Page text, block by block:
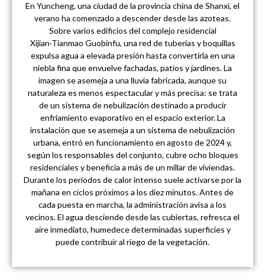
En Yuncheng, una ciudad de la provincia china de Shanxi, el
verano ha comenzado a descender desde las azoteas.
Sobre varios edificios del complejo residencial
Xijian·Tianmao Guobinfu, una red de tuberías y boquillas
expulsa agua a elevada presión hasta convertirla en una
niebla fina que envuelve fachadas, patios y jardines. La
imagen se asemeja a una lluvia fabricada, aunque su
naturaleza es menos espectacular y más precisa: se trata
de un sistema de nebulización destinado a producir
enfriamiento evaporativo en el espacio exterior. La
instalación que se asemeja a un sistema de nebulización
urbana, entró en funcionamiento en agosto de 2024 y,
según los responsables del conjunto, cubre ocho bloques
residenciales y beneficia a más de un millar de viviendas.
Durante los periodos de calor intenso suele activarse por la
mañana en ciclos próximos a los diez minutos. Antes de
cada puesta en marcha, la administración avisa a los
vecinos. El agua desciende desde las cubiertas, refresca el
aire inmediato, humedece determinadas superficies y
puede contribuir al riego de la vegetación.